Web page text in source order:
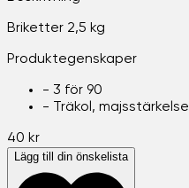
Briketter 2,5 kg
Produktegenskaper
- 3 för 90
-
Träkol, majsstärkelse
40 kr
Lägg till din önskelista